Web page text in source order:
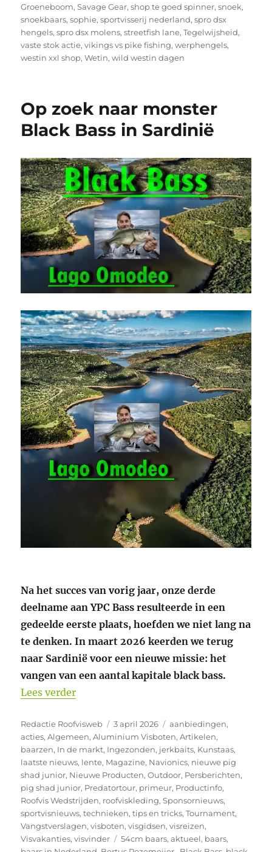
Groeneboom,Savage Gear,shop te goed spinner,snoek,
snoekbaars,sophie,sportvisserij nederland,spro dsx
hengels,spro dsx molens,streetfish lane,Tegelwijsheid,
vaste stok actie,vikings vs pike fishing,werphengels,
westin xxl shop,Wetin,wild westin dagen
Op zoek naar monster
Black Bass in Sardinië
Na het succes van vorig jaar, onze derde
deelname aan YPC Bass resulteerde in een
gedeelde eerste plaats, hoefden we niet lang na
te denken. In maart 2026 keerden we terug
naar Sardinië voor een nieuwe missie: het
vangen van een aantal kapitale black bass.
Lees verder“Op zoek naar monster Black Bass in
Auteur
Redactie Roofvisweb
Geplaatst
op
3 april 2026 Categorieën
aanbiedingen,
acties,Algemeen,Aluminium Visboten,Artikelen,
baarzen, In de markt, Ingezonden, jerkbaits, Kunstaas,
laatste nieuws, lente, Magazine, Navionics, nieuwe pig
shad junior, Nieuwe Producten,Outdoor, Persberichten,
pig shad junior, Predatortour, primeur, Productinfo,
Roofvis Wedstrijden, roofviskleding,Sponsornieuws,
sportvisnieuws,technieken,tips en tricks,Tournament,
Vangstverslagen,visboten,visgidsen,visreizen,
Visvakanties,visvinder Tags
54cm baars,aktueel, baars,